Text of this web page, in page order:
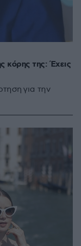
κόρης της: Έχεις
για την